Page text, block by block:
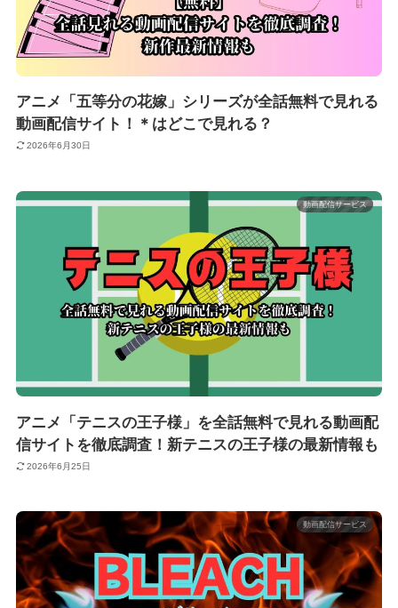
アニメ「五等分の花嫁」シリーズが全話無料で見れる
動画配信サイト！＊はどこで見れる？
2026年6月30日
動画配信サービス
アニメ「テニスの王子様」を全話無料で見れる動画配
信サイトを徹底調査！新テニスの王子様の最新情報も
2026年6月25日
動画配信サービス